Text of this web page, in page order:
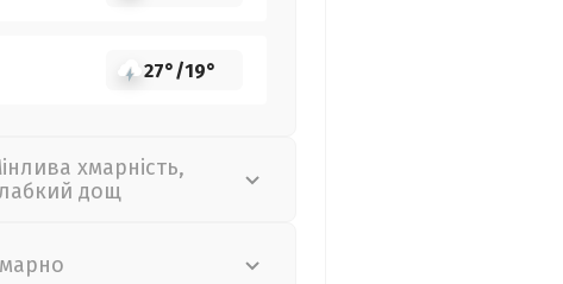
27°/19°
хмарність,
дощ